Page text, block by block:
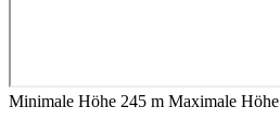
Minimale Höhe 245 m Maximale Höhe